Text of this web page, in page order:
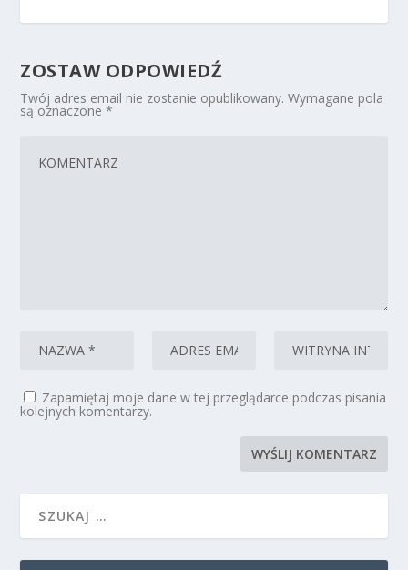
ZOSTAW ODPOWIEDŹ
Twój adres email nie zostanie opublikowany. Wymagane pola
są oznaczone*
Zapamiętaj moje dane w tej przeglądarce podczas pisania
kolejnych komentarzy.